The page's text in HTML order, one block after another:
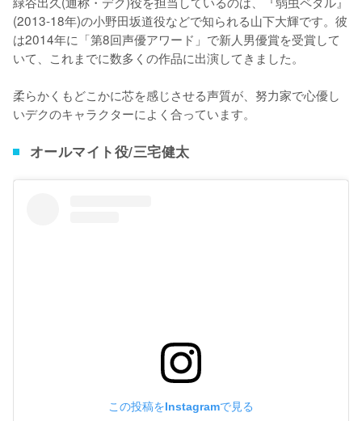
(2013-18年)の小野田坂道役などで知られる山下大輝です。彼
は2014年に「第8回声優アワード」で新人男優賞を受賞して
いて、これまでに数多くの作品に出演してきました。
柔らかくもどこかに芯を感じさせる声質が、努力家で心優し
いデクのキャラクターによく合っています。
オールマイト役/三宅健太
この投稿をInstagramで見る